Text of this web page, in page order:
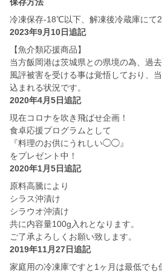
冷凍保存-18℃以下、解凍後冷蔵庫にて
2023年9月10日追記
【魚介類応援商品】
当方飯岡港は茨城県との県境の為、過
風評被害を受ける事は覚悟しており、
込まれる状況です。
2020年4月5日追記
現在コロナを吹き飛ばせ企画！
食卓応援プログラムとして
『料理のお供にうれしい◯◯』
をプレゼント中！
2020年1月5日追記
原料高騰により
シラス沖漬け
シラウオ沖漬け
共に内容量100g入れとなります。
ご了承よろしくお願い致します。
2019年11月27日追記
家庭用の冷凍庫ですと1ヶ月は最低でも